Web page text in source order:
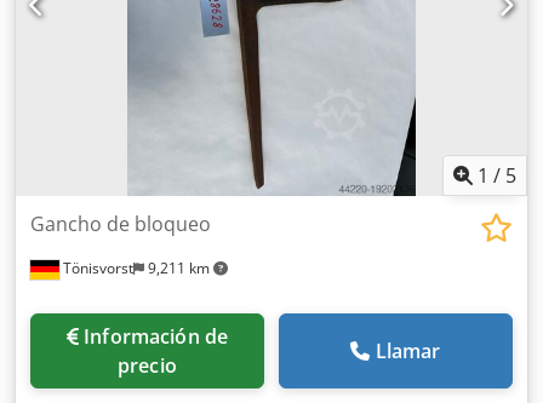
adecuado para empresas del sector de la construcción
metálica, la producción industrial y el mecanizado pesado.
1 / 5
Tönisvorst 9,211 km
Gancho de bloqueo
Información de
precio
Llamar